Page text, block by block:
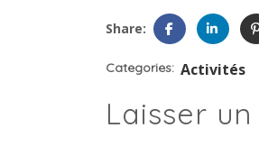
Share:
Categories: Activités
Laisser